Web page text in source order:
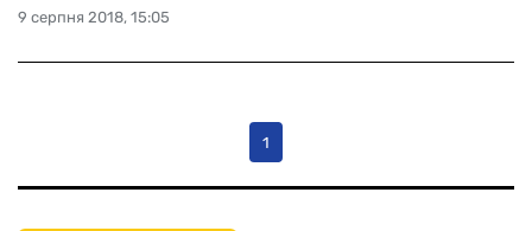
9 серпня 2018, 15:05
1